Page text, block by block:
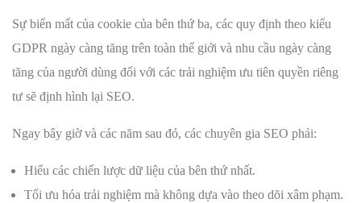
Sự biến mất của cookie của bên thứ ba, các quy định theo kiểu
GDPR ngày càng tăng trên toàn thế giới và nhu cầu ngày càng
tăng của người dùng đối với các trải nghiệm ưu tiên quyền riêng
tư sẽ định hình lại SEO.
Ngay bây giờ và các năm sau đó, các chuyên gia SEO phải:
Hiểu các chiến lược dữ liệu của bên thứ nhất.
Tối ưu hóa trải nghiệm mà không dựa vào theo dõi xâm phạm.